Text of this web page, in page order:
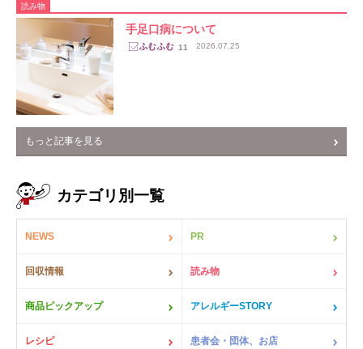
読み物
手足口病について
11 2026.07.25
もっと記事を見る
カテゴリ別一覧
NEWS PR
回収情報 読み物
商品ピックアップ アレルギーSTORY
レシピ 患者会・団体、お店